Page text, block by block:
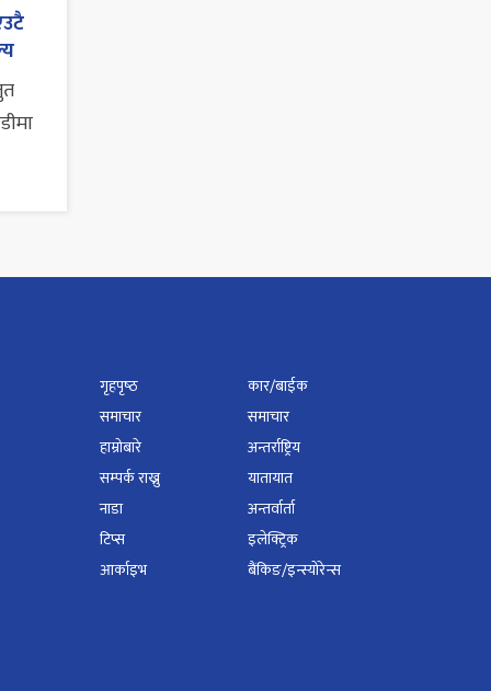
गृहपृष्‍ठ
समाचार
हाम्रोबारे
सम्पर्क राख्नु
नाडा
टिप्स
आर्काइभ
कार/बाईक
समाचार
अन्तर्राष्ट्रिय
यातायात
अन्तर्वार्ता
इलेक्ट्रिक
बैंकिङ/इन्स्योरेन्स